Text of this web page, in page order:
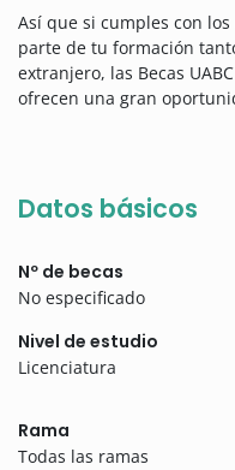
Así que si cumples con
parte de tu formación
extranjero, las Becas
ofrecen una gran
Datos básicos
Nº de becas
No especificado
Nivel de estudio
Licenciatura
Rama
Todas las ramas